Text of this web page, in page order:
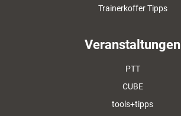
Trainerkoffer Tipps
Veranstaltungen
PTT
CUBE
tools+tipps